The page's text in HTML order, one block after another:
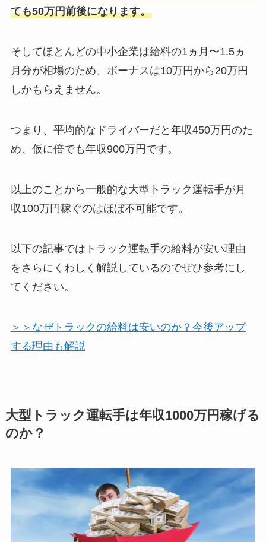
ても50万円前後になります。
そしてほとんどの中小企業は給料の1ヵ月〜1.5ヵ
月分が相場のため、ボーナスは10万円から20万円
しかもらえません。
つまり、平均的なドライバーだと年収450万円のた
め、仮に倍でも年収900万円です。
以上のことから一般的な大型トラック運転手が月
収100万円稼ぐのはほぼ不可能です。
以下の記事ではトラック運転手の給料が安い理由
をさらにくわしく解説しているのでぜひ参考にし
てください。
＞＞なぜトラックの給料は安いのか？今後アップ
する理由も解説
大型トラック運転手は年収1000万円稼げる
のか？